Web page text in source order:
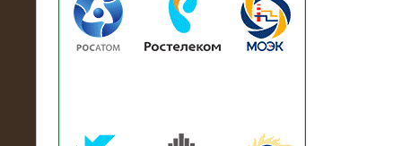
02.02.2019
Нагрузочный комплекс 26 МВт (10
кВ) поставлен в аренду на